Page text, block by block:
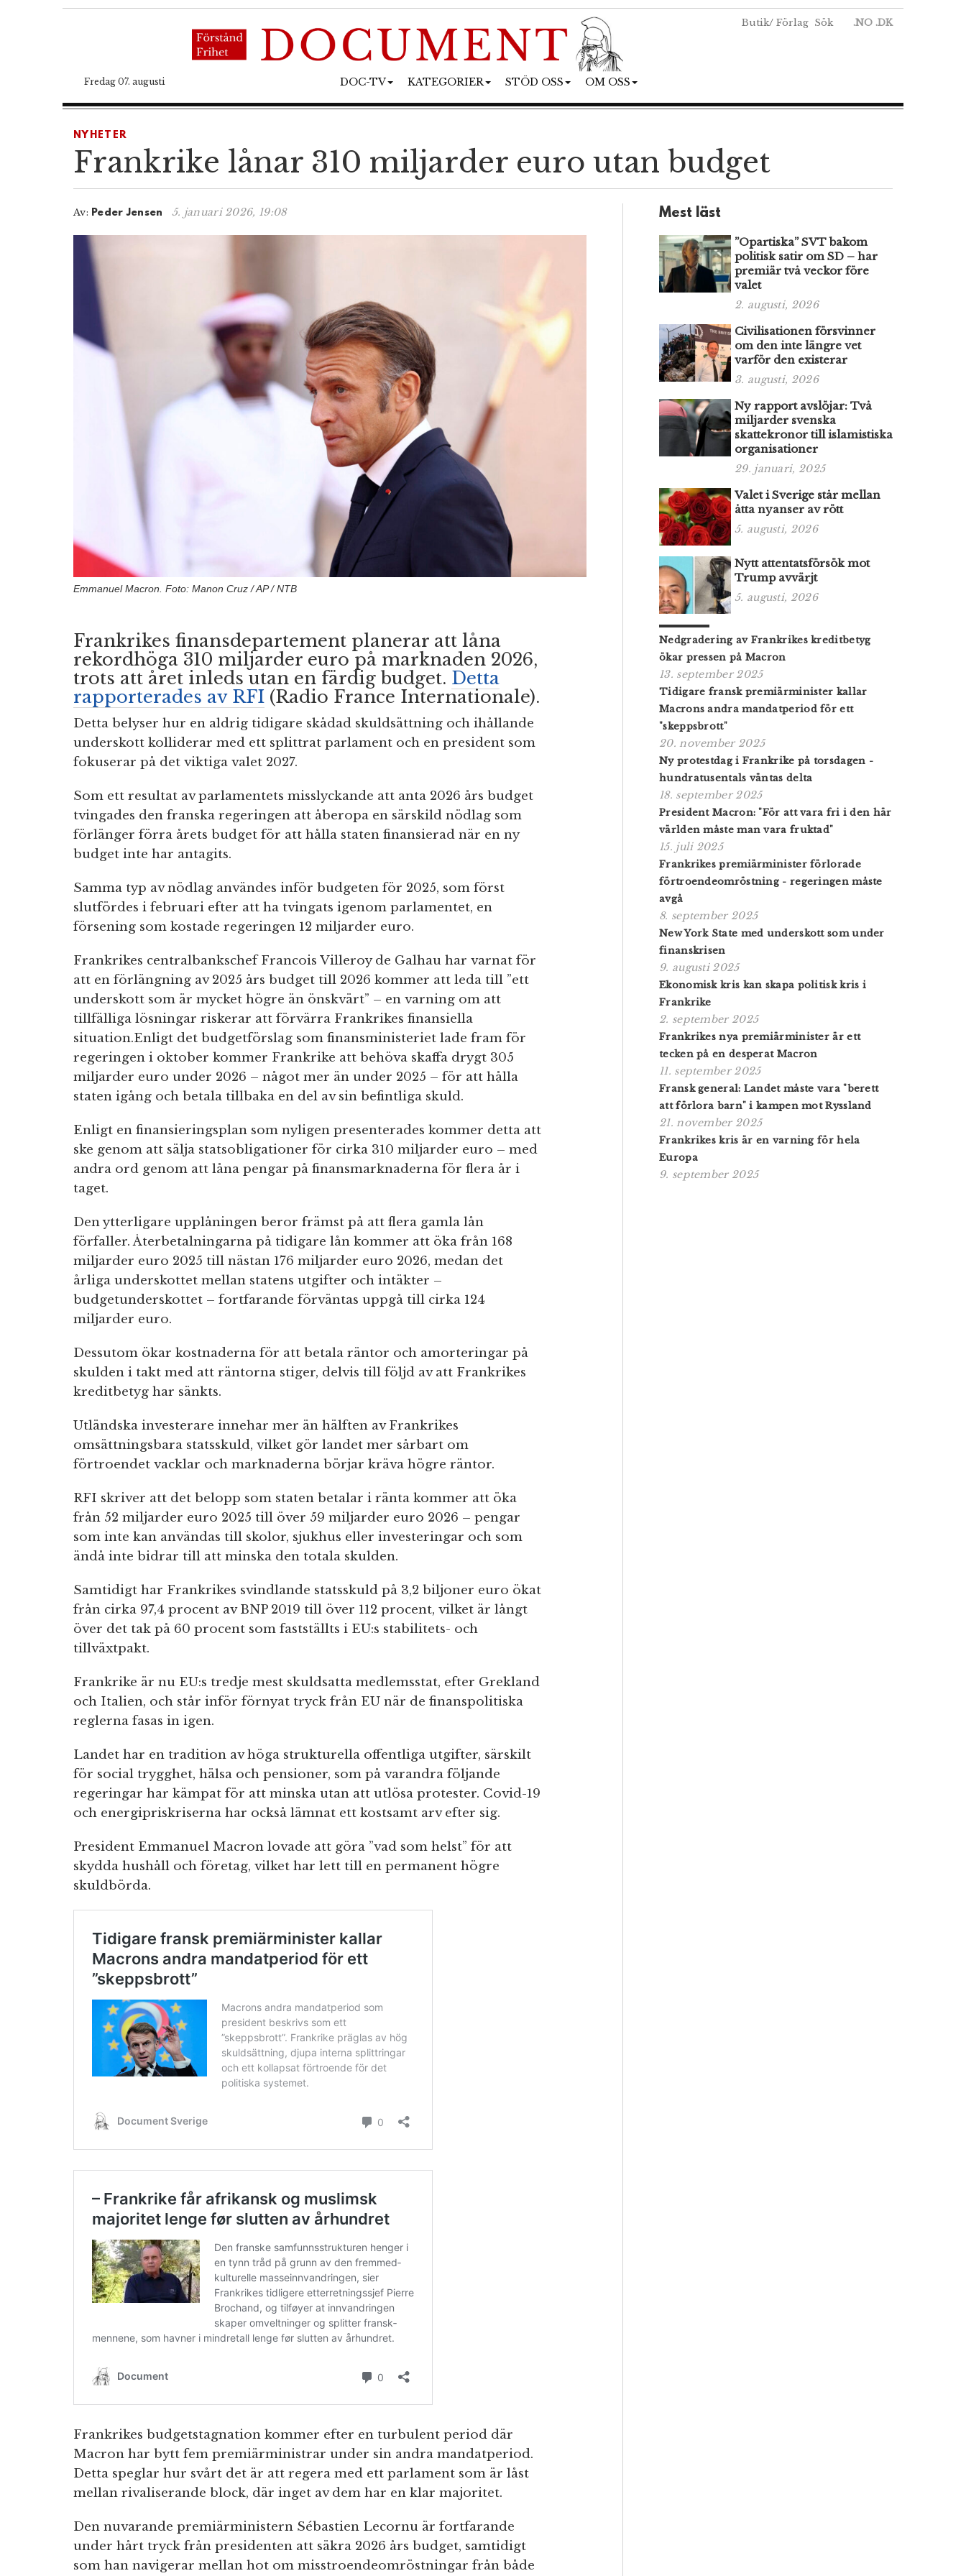
Butik/ Förlag Sök .NO .DK
Fredag 07. augusti DOC-TV KATEGORIER STÖD OSS OM OSS
NYHETER
Frankrike lånar 310 miljarder euro utan budget
Av: Peder Jensen 5. januari 2026, 19:08
Emmanuel Macron. Foto: Manon Cruz / AP / NTB
Frankrikes finansdepartement planerar att låna
rekordhöga 310 miljarder euro på marknaden 2026,
trots att året inleds utan en färdig budget. Detta
rapporterades av RFI (Radio France Internationale).
Detta belyser hur en aldrig tidigare skådad skuldsättning och ihållande
underskott kolliderar med ett splittrat parlament och en president som
fokuserar på det viktiga valet 2027.
Som ett resultat av parlamentets misslyckande att anta 2026 års budget
tvingades den franska regeringen att åberopa en särskild nödlag som
förlänger förra årets budget för att hålla staten finansierad när en ny
budget inte har antagits.
Samma typ av nödlag användes inför budgeten för 2025, som först
slutfördes i februari efter att ha tvingats igenom parlamentet, en
försening som kostade regeringen 12 miljarder euro.
Frankrikes centralbankschef Francois Villeroy de Galhau har varnat för
att en förlängning av 2025 års budget till 2026 kommer att leda till ”ett
underskott som är mycket högre än önskvärt” – en varning om att
tillfälliga lösningar riskerar att förvärra Frankrikes finansiella
situation.Enligt det budgetförslag som finansministeriet lade fram för
regeringen i oktober kommer Frankrike att behöva skaffa drygt 305
miljarder euro under 2026 – något mer än under 2025 – för att hålla
staten igång och betala tillbaka en del av sin befintliga skuld.
Enligt en finansieringsplan som nyligen presenterades kommer detta att
ske genom att sälja statsobligationer för cirka 310 miljarder euro – med
andra ord genom att låna pengar på finansmarknaderna för flera år i
taget.
Den ytterligare upplåningen beror främst på att flera gamla lån
förfaller. Återbetalningarna på tidigare lån kommer att öka från 168
miljarder euro 2025 till nästan 176 miljarder euro 2026, medan det
årliga underskottet mellan statens utgifter och intäkter –
budgetunderskottet – fortfarande förväntas uppgå till cirka 124
miljarder euro.
Dessutom ökar kostnaderna för att betala räntor och amorteringar på
skulden i takt med att räntorna stiger, delvis till följd av att Frankrikes
kreditbetyg har sänkts.
Utländska investerare innehar mer än hälften av Frankrikes
omsättningsbara statsskuld, vilket gör landet mer sårbart om
förtroendet vacklar och marknaderna börjar kräva högre räntor.
RFI skriver att det belopp som staten betalar i ränta kommer att öka
från 52 miljarder euro 2025 till över 59 miljarder euro 2026 – pengar
som inte kan användas till skolor, sjukhus eller investeringar och som
ändå inte bidrar till att minska den totala skulden.
Samtidigt har Frankrikes svindlande statsskuld på 3,2 biljoner euro ökat
från cirka 97,4 procent av BNP 2019 till över 112 procent, vilket är långt
över det tak på 60 procent som fastställts i EU:s stabilitets- och
tillväxtpakt.
Frankrike är nu EU:s tredje mest skuldsatta medlemsstat, efter Grekland
och Italien, och står inför förnyat tryck från EU när de finanspolitiska
reglerna fasas in igen.
Landet har en tradition av höga strukturella offentliga utgifter, särskilt
för social trygghet, hälsa och pensioner, som på varandra följande
regeringar har kämpat för att minska utan att utlösa protester. Covid-19
och energipriskriserna har också lämnat ett kostsamt arv efter sig.
President Emmanuel Macron lovade att göra ”vad som helst” för att
skydda hushåll och företag, vilket har lett till en permanent högre
skuldbörda.
Frankrikes budgetstagnation kommer efter en turbulent period där
Macron har bytt fem premiärministrar under sin andra mandatperiod.
Detta speglar hur svårt det är att regera med ett parlament som är låst
mellan rivaliserande block, där inget av dem har en klar majoritet.
Den nuvarande premiärministern Sébastien Lecornu är fortfarande
under hårt tryck från presidenten att säkra 2026 års budget, samtidigt
som han navigerar mellan hot om misstroendeomröstningar från både
Mest läst
”Opartiska” SVT bakom
politisk satir om SD – har
premiär två veckor före
valet
2. augusti, 2026
Civilisationen försvinner
om den inte längre vet
varför den existerar
3. augusti, 2026
Ny rapport avslöjar: Två
miljarder svenska
skattekronor till islamistiska
organisationer
29. januari, 2025
Valet i Sverige står mellan
åtta nyanser av rött
5. augusti, 2026
Nytt attentatsförsök mot
Trump avvärjt
5. augusti, 2026
Nedgradering av Frankrikes kreditbetyg
ökar pressen på Macron
13. september 2025
Tidigare fransk premiärminister kallar
Macrons andra mandatperiod för ett
"skeppsbrott"
20. november 2025
Ny protestdag i Frankrike på torsdagen -
hundratusentals väntas delta
18. september 2025
President Macron: "För att vara fri i den här
världen måste man vara fruktad"
15. juli 2025
Frankrikes premiärminister förlorade
förtroendeomröstning - regeringen måste
avgå
8. september 2025
New York State med underskott som under
finanskrisen
9. augusti 2025
Ekonomisk kris kan skapa politisk kris i
Frankrike
2. september 2025
Frankrikes nya premiärminister är ett
tecken på en desperat Macron
11. september 2025
Fransk general: Landet måste vara "berett
att förlora barn" i kampen mot Ryssland
21. november 2025
Frankrikes kris är en varning för hela
Europa
9. september 2025